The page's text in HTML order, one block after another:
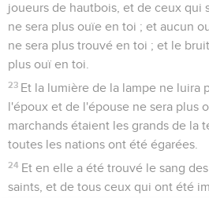
joueurs de hautbois, et de ceux qui
ne sera plus ouïe en toi ; et aucun
ne sera plus trouvé en toi ; et le
plus ouï en toi.
23 Et la lumière de la lampe ne luira
l'époux et de l'épouse ne sera plus
marchands étaient les grands de la
toutes les nations ont été égarées.
24 Et en elle a été trouvé le sang
saints, et de tous ceux qui ont été